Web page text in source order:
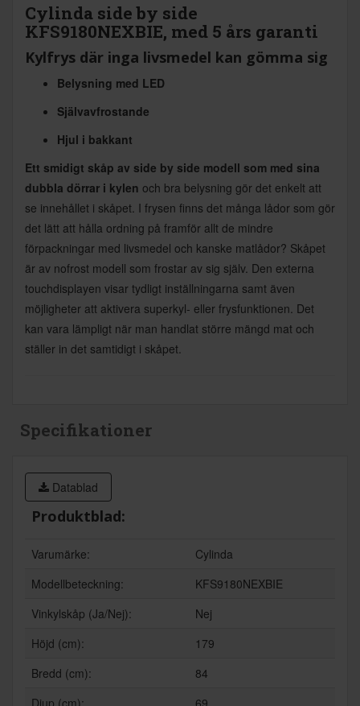
Cylinda side by side
KFS9180NEXBIE, med 5 års garanti
Kylfrys där inga livsmedel kan gömma sig
Belysning med LED
Självavfrostande
Hjul i bakkant
Ett smidigt skåp av side by side modell som med sina
dubbla dörrar i kylen och bra belysning gör det enkelt att
se innehållet i skåpet. I frysen finns det många lådor som gör
det lätt att hålla ordning på framför allt de mindre
förpackningar med livsmedel och kanske matlådor? Skåpet
är av nofrost modell som frostar av sig själv. Den externa
touchdisplayen visar tydligt inställningarna samt även
möjligheter att aktivera superkyl- eller frysfunktionen. Det
kan vara lämpligt när man handlat större mängd mat och
ställer in det samtidigt i skåpet.
Specifikationer
Datablad
Produktblad:
Varumärke:
Cylinda
Modellbeteckning:
KFS9180NEXBIE
Vinkylskåp (Ja/Nej):
Nej
Höjd (cm):
179
Bredd (cm):
84
Djup (cm):
69